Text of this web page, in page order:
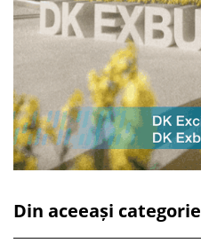
Din aceeași categorie